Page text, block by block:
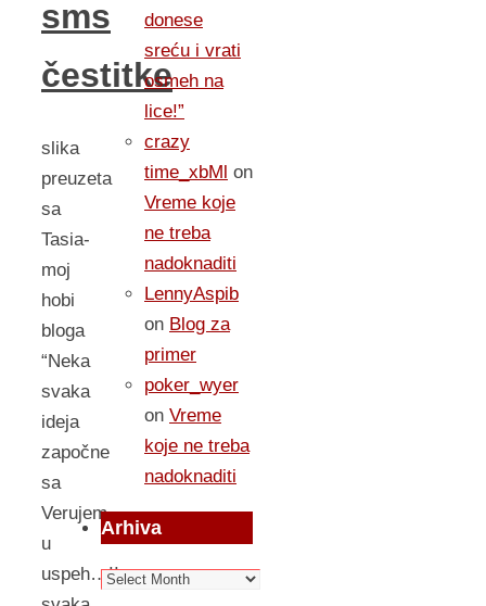
sms
čestitke
slika
preuzeta
sa
Tasia-
moj
hobi
bloga
“Neka
svaka
ideja
započne
sa
Verujem
u
uspeh…!I
donese
sreću i vrati
osmeh na
lice!”
crazy
time_xbMl on
Vreme koje
ne treba
nadoknaditi
LennyAspib
on Blog za
primer
poker_wyer
on Vreme
koje ne treba
nadoknaditi
Arhiva
Arhiva